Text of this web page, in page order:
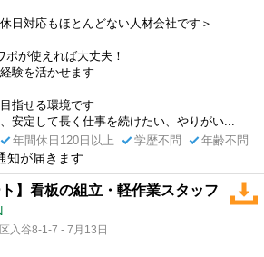
日対応もほとんどない人材会社です＞
が使えれば大丈夫！
験を活かせます
指せる環境です
安定して長く仕事を続けたい、やりがい...
年間休日120日以上 学歴不問 年齢不問
知が届きます
ト】看板の組立・軽作業スタッフ
入谷8-1-7 - 7月13日